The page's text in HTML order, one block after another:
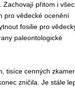
Zachovají přitom i
pro vědecké ocenění
fosilie pro
paleontologické
cenných
zničila. Je stále